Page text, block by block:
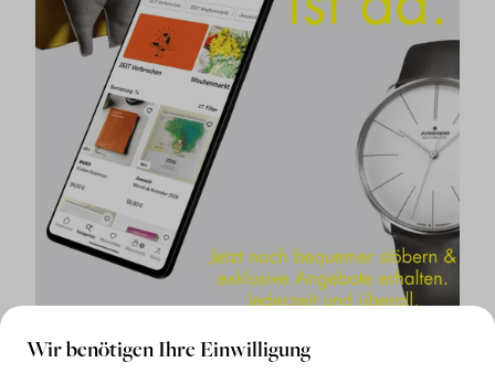
Wir benötigen Ihre Einwilligung